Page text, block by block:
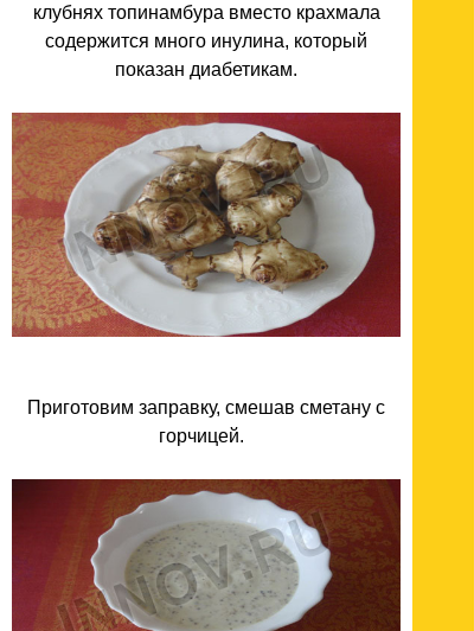
клубнях топинамбура вместо крахмала
содержится много инулина, который
показан диабетикам.
Приготовим заправку, смешав сметану с
горчицей.